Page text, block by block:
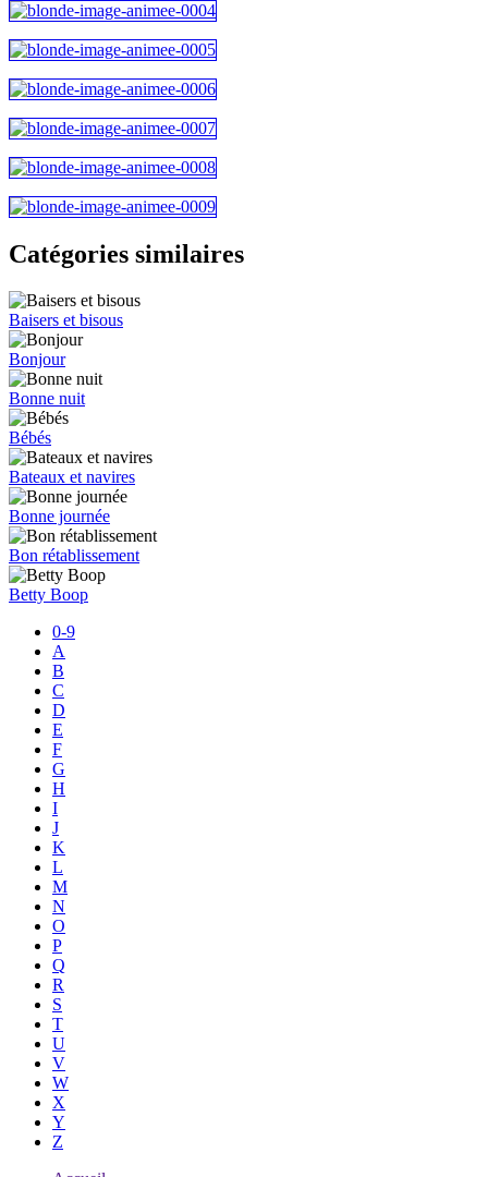
Catégories similaires
Baisers et bisous
Bonjour
Bonne nuit
Bébés
Bateaux et navires
Bonne journée
Bon rétablissement
Betty Boop
0-9
A
B
C
D
E
F
G
H
I
J
K
L
M
N
O
P
Q
R
S
T
U
V
W
X
Y
Z